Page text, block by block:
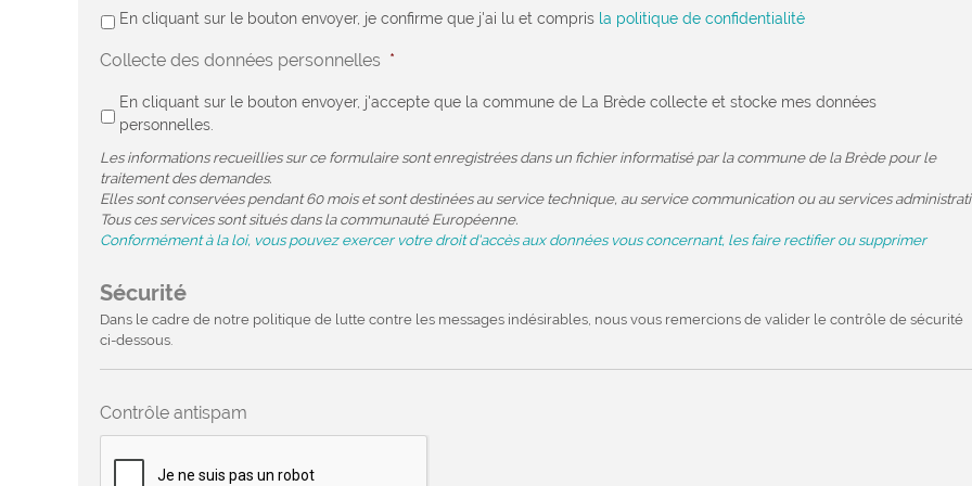
En cliquant sur le bouton envoyer, je confirme que j'ai lu et compris la politique de confidentialité
Collecte des données personnelles *
En cliquant sur le bouton envoyer, j'accepte que la commune de La Brède collecte et stocke mes données
personnelles.
Les informations recueillies sur ce formulaire sont enregistrées dans un fichier informatisé par la commune de la Brède pour le
traitement des demandes.
Elles sont conservées pendant 60 mois et sont destinées au service technique, au service communication ou au services
Tous ces services sont situés dans la communauté Européenne.
Conformément à la loi, vous pouvez exercer votre droit d'accès aux données vous concernant, les faire rectifier ou supprimer
Sécurité
Dans le cadre de notre politique de lutte contre les messages indésirables, nous vous remercions de valider le contrôle de sécurité
ci-dessous.
Contrôle antispam